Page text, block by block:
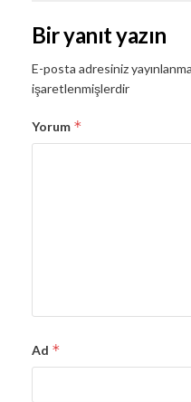
Bir yanıt yazın
E-posta adresiniz
işaretlenmişlerdir
Yorum *
Ad *